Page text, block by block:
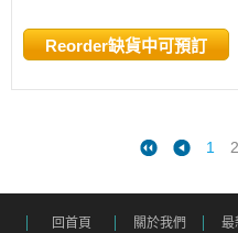
1 2
回首頁 關於我們 最